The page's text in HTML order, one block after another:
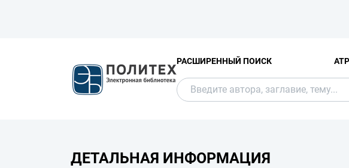
РАСШИРЕННЫЙ ПОИСК
ДЕТАЛЬНАЯ ИНФОРМАЦИЯ